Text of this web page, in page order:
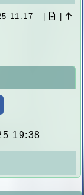
11:17 | |
19:38